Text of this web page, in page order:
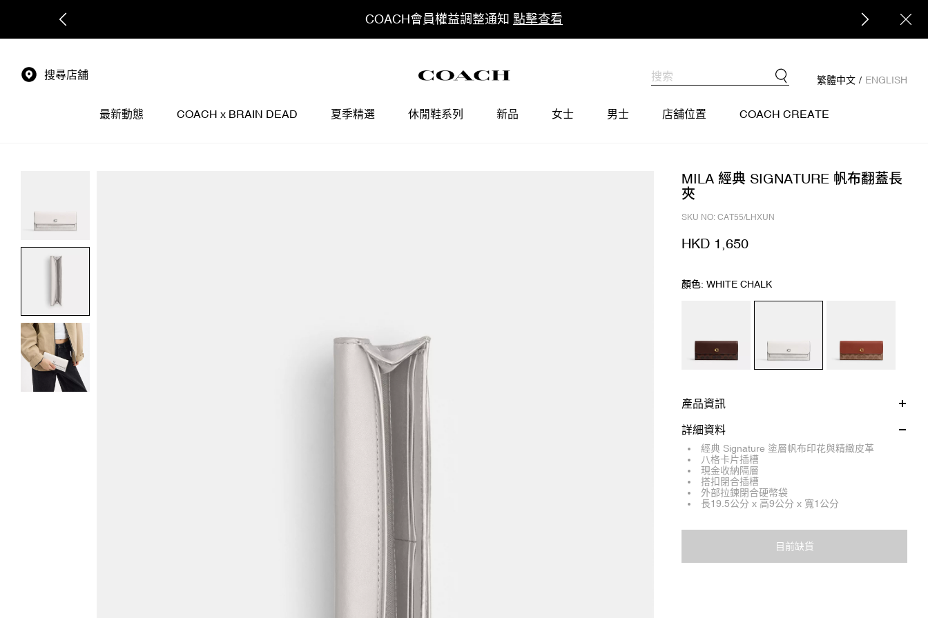
COACH會員權益調整通知 點擊查看
搜尋店舖 繁體中文 / ENGLISH
最新動態 COACH x BRAIN DEAD 夏季精選 休閒鞋系列 新品 女士 男士 店舖位置 COACH CREATE
MILA 經典 SIGNATURE 帆布翻蓋長
夾
SKU NO: CAT55/LHXUN
HKD 1,650
顏色: WHITE CHALK
產品資訊
詳細資料
經典 Signature 塗層帆布印花與精緻皮革
八格卡片插槽
現金收納隔層
搭扣閉合插槽
外部拉鍊閉合硬幣袋
長19.5公分 x 高9公分 x 寬1公分
目前缺貨